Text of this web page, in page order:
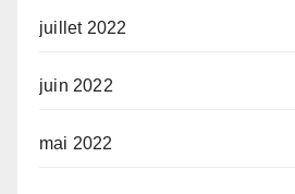
juillet 2022
juin 2022
mai 2022